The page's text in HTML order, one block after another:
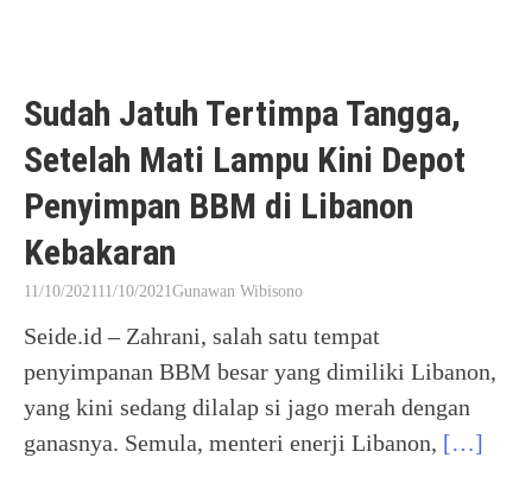
Sudah Jatuh Tertimpa Tangga,
Setelah Mati Lampu Kini Depot
Penyimpan BBM di Libanon
Kebakaran
11/10/202111/10/2021Gunawan Wibisono
Seide.id – Zahrani, salah satu tempat
penyimpanan BBM besar yang dimiliki Libanon,
yang kini sedang dilalap si jago merah dengan
ganasnya. Semula, menteri enerji Libanon, […]